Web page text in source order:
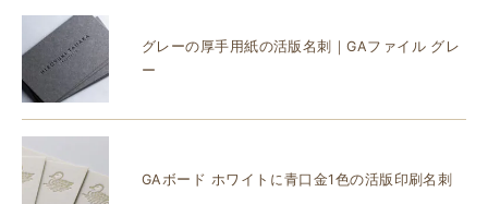
グレーの厚手用紙の活版名刺｜GAファイル グレ
ー
GAボード ホワイトに青口金1色の活版印刷名刺